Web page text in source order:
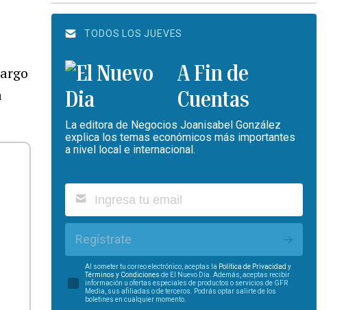
TODOS LOS JUEVES
A Fin de
Cuentas
La editora de Negocios Joanisabel González
explica los temas económicos más importantes
a nivel local e internacional.
Regístrate
Al someter tu correo electrónico, aceptas la Política de Privacidad y
Términos y Condiciones de El Nuevo Día. Además, aceptas recibir
información u ofertas especiales de productos o servicios de GFR
Media, sus afiliadas o de terceros. Podrás optar salirte de los
boletines en cualquier momento.